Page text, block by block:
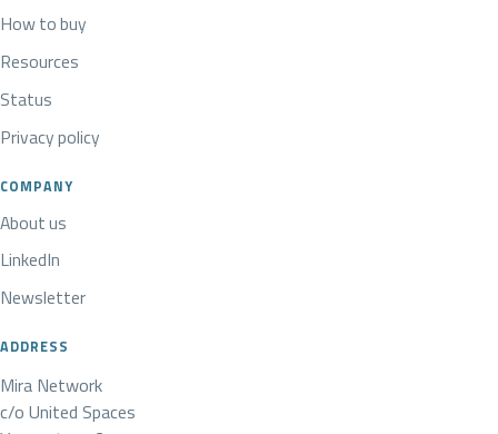
How to buy
Resources
Status
Privacy policy
COMPANY
About us
LinkedIn
Newsletter
ADDRESS
Mira Network
c/o United Spaces